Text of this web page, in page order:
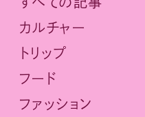
カルチャー
トリップ
フード
ファッション